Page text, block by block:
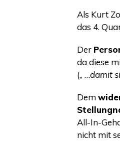
Als Kurt
das 4.
Der
da die­se
(„ …damit
Dem
All-In-
nicht mit